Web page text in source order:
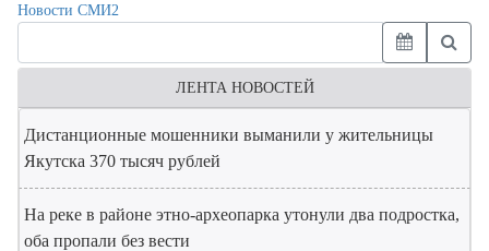
Новости СМИ2
ЛЕНТА НОВОСТЕЙ
Дистанционные мошенники выманили у жительницы
Якутска 370 тысяч рублей
На реке в районе этно-археопарка утонули два подростка,
оба пропали без вести